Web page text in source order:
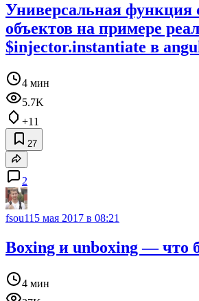
Универсальная функция
объектов на примере
$injector.instantiate в
4 мин
5.7K
+11
27
2
fsou11 5 мая 2017 в 08:21
Boxing и unboxing — что
4 мин